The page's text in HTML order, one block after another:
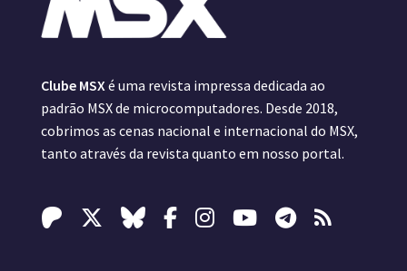
Clube MSXé uma revista impressa dedicada ao
padrão MSX de microcomputadores. Desde 2018,
cobrimos as cenas nacional e internacional do MSX,
tanto através da revista quanto em nosso portal.